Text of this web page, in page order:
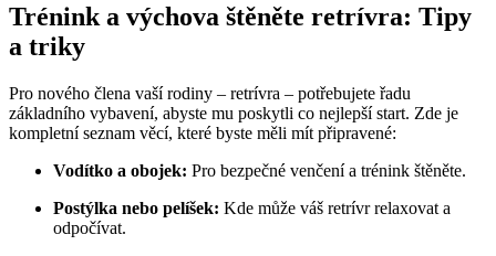
Trénink a výchova štěněte retrívra: Tipy
a triky
Pro nového člena vaší rodiny – retrívra – potřebujete řadu
základního vybavení, abyste mu poskytli co nejlepší start. Zde je
kompletní seznam věcí, které byste měli mít připravené:
Vodítko a obojek: Pro bezpečné venčení a trénink štěněte.
Postýlka nebo pelíšek: Kde může váš retrívr relaxovat a
odpočívat.